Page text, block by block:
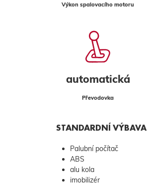
Výkon spalovacího motoru
automatická
Převodovka
STANDARDNÍ VÝBAVA
Palubní počítač
ABS
alu kola
imobilizér